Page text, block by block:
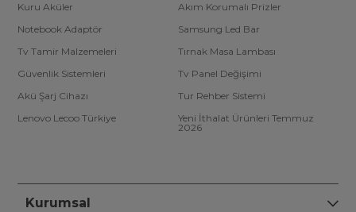
Kuru Aküler
Akım Korumalı Prizler
Notebook Adaptör
Samsung Led Bar
Tv Tamir Malzemeleri
Tırnak Masa Lambası
Güvenlik Sistemleri
Tv Panel Değişimi
Akü Şarj Cihazı
Tur Rehber Sistemi
Lenovo Lecoo Türkiye
Yeni İthalat Ürünleri Temmuz
2026
Kurumsal